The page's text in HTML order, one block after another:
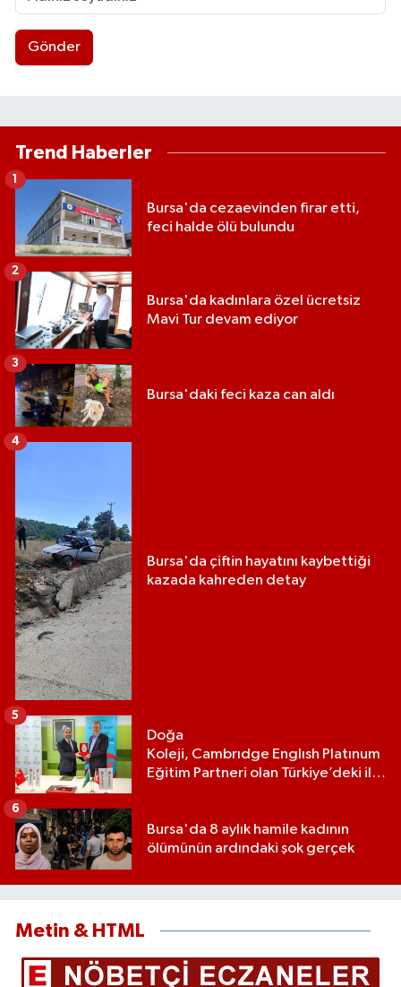
Gönder
Trend Haberler
Bursa'da cezaevinden firar etti,
feci halde ölü bulundu
1
Bursa'da kadınlara özel ücretsiz
Mavi Tur devam ediyor
2
Bursa'daki feci kaza can aldı
3
Bursa'da çiftin hayatını kaybettiği
kazada kahreden detay
4
Doğa
Koleji, Cambrıdge Englısh Platınum
Eğitim Partneri olan Türkiye’deki ilk
5
Bursa'da 8 aylık hamile kadının
ölümünün ardındaki şok gerçek
6
Metin & HTML